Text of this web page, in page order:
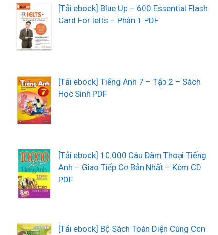
[Tải ebook] Blue Up – 600 Essential Flash
Card For Ielts – Phần 1 PDF
[Tải ebook] Tiếng Anh 7 – Tập 2 – Sách
Học Sinh PDF
[Tải ebook] 10.000 Câu Đàm Thoại Tiếng
Anh – Giao Tiếp Cơ Bản Nhất – Kèm CD
PDF
[Tải ebook] Bộ Sách Toàn Diện Cùng Con